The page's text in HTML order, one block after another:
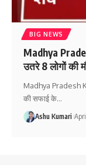
BIG NEWS
Madhya
उतरे 8 लोगों की
Madhya Pradesh
की सफाई के…
Ashu Kumari